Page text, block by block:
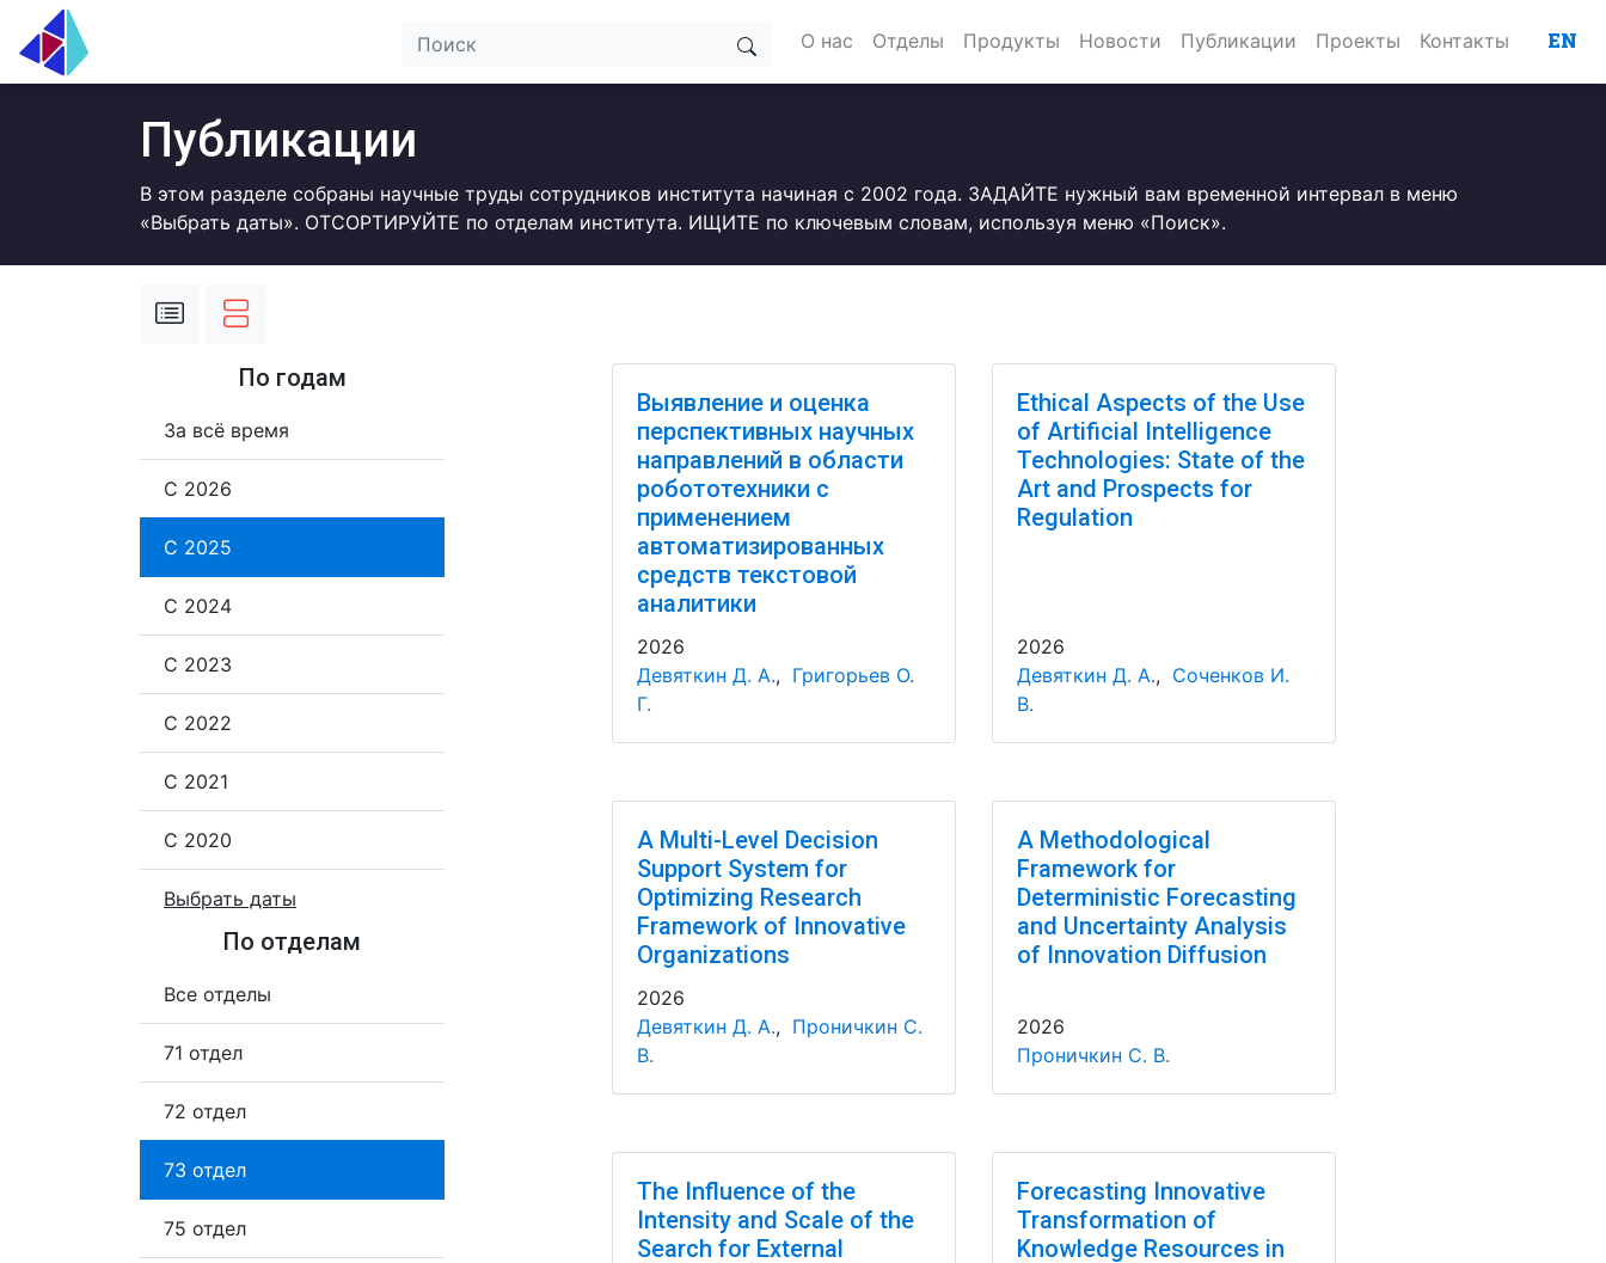
О нас Отделы Продукты Новости Публикации Проекты Контакты EN
Публикации
В этом разделе собраны научные труды сотрудников института начиная с 2002 года. ЗАДАЙТЕ нужный вам временной интервал в меню
«Выбрать даты». ОТСОРТИРУЙТЕ по отделам института. ИЩИТЕ по ключевым словам, используя меню «Поиск».
По годам
За всё время
С 2026
С 2025
С 2024
С 2023
С 2022
С 2021
С 2020
Выбрать даты
По отделам
Все отделы
71 отдел
72 отдел
73 отдел
75 отдел
Выявление и оценка
перспективных научных
направлений в области
робототехники с
применением
автоматизированных
средств текстовой
аналитики
2026
Девяткин Д. А., Григорьев О.
Г.
Ethical Aspects of the Use
of Artificial Intelligence
Technologies: State of the
Art and Prospects for
Regulation
2026
Девяткин Д. А., Соченков И.
В.
A Multi-Level Decision
Support System for
Optimizing Research
Framework of Innovative
Organizations
2026
Девяткин Д. А., Проничкин С.
В.
A Methodological
Framework for
Deterministic Forecasting
and Uncertainty Analysis
of Innovation Diffusion
2026
Проничкин С. В.
The Influence of the
Intensity and Scale of the
Search for External
Forecasting Innovative
Transformation of
Knowledge Resources in